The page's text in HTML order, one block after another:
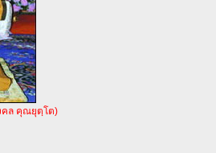
คล คุณยุตฺโต)